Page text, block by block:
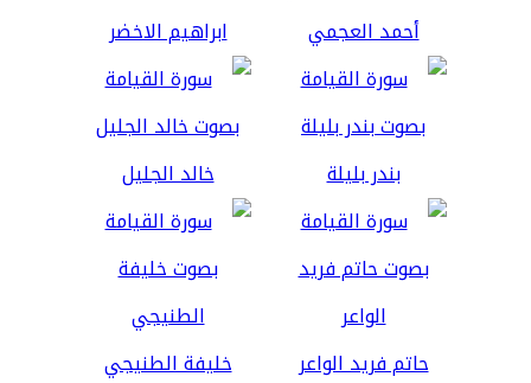
أحمد العجمي ابراهيم الاخضر
بندر بليلة خالد الجليل
حاتم فريد الواعر خليفة الطنيجي